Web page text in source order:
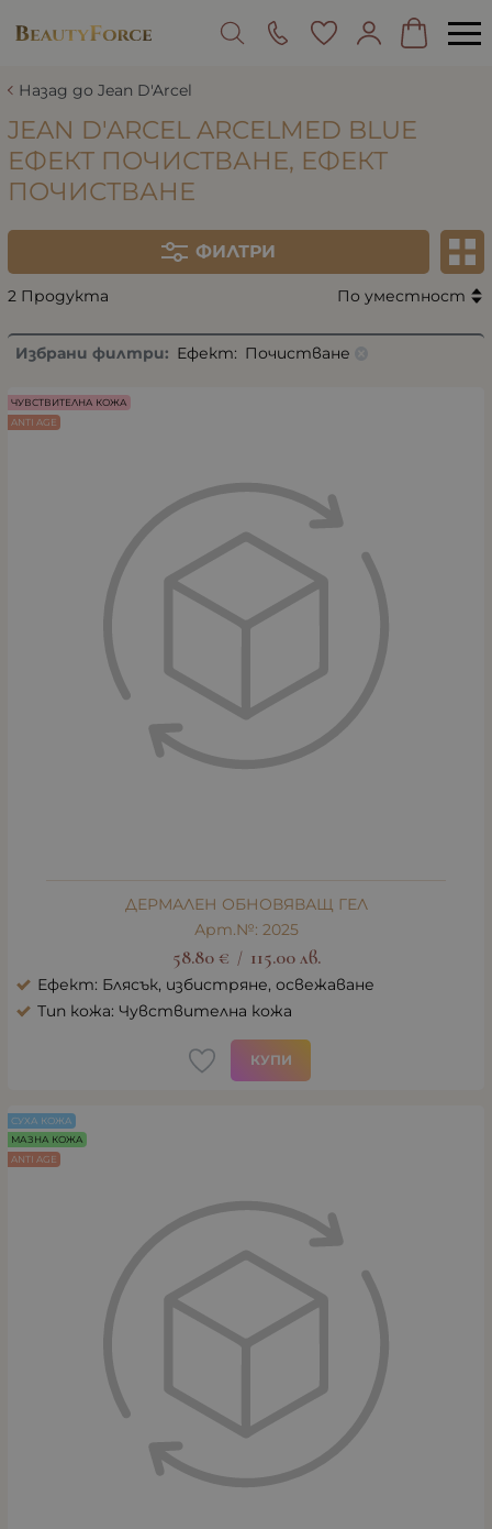
Назад до Jean D'Arcel
JEAN D'ARCEL ARCELMED BLUE
ЕФЕКТ ПОЧИСТВАНЕ, ЕФЕКТ
ПОЧИСТВАНЕ
ФИЛТРИ
2 Продукта По уместност
Избрани филтри: Ефект: Почистване
ДЕРМАЛЕН ОБНОВЯВАЩ ГЕЛ
Арт.№: 2025
58.80 € / 115.00 лв.
Ефект: Блясък, избистряне, освежаване
Тип кожа: Чувствителна кожа
КУПИ
ЧУВСТВИТЕЛНА КОЖА
ANTI AGE
СУХА КОЖА
МАЗНА КОЖА
ANTI AGE